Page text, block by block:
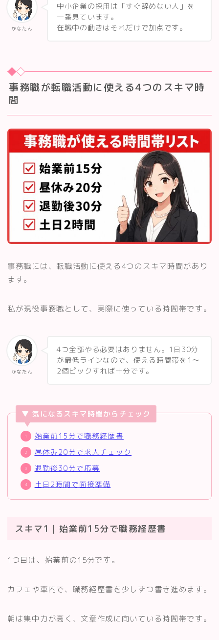
かなたん
中小企業の採用は「すぐ辞めない人」を
一番見ています。
在職中の動きはそれだけで加点です。
事務職が転職活動に使える4つのスキマ時
間
事務職には、転職活動に使える4つのスキマ時間があり
ます。
私が現役事務職として、実際に使っている時間帯です。
かなたん
4つ全部やる必要はありません。1日30分
が最低ラインなので、使える時間帯を1〜
2個ピックすれば十分です。
▼ 気になるスキマ時間からチェック
始業前15分で職務経歴書
昼休み20分で求人チェック
退勤後30分で応募
土日2時間で面接準備
スキマ1｜始業前15分で職務経歴書
1つ目は、始業前の15分です。
カフェや車内で、職務経歴書を少しずつ書き進めます。
朝は集中力が高く、文章作成に向いている時間帯です。